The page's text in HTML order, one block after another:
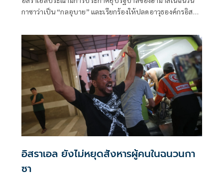
กาซาว่าเป็น “กลอุบาย” และเรียกร้องให้ปลดอาวุธองค์กรอิสลา
อิสราเอล ยังไม่หยุดสังหารผู้คนในฉนวนกา
ซา